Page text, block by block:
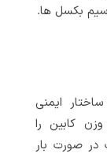
بکسل ها.
ایمنی
کابین را
در صورت بار